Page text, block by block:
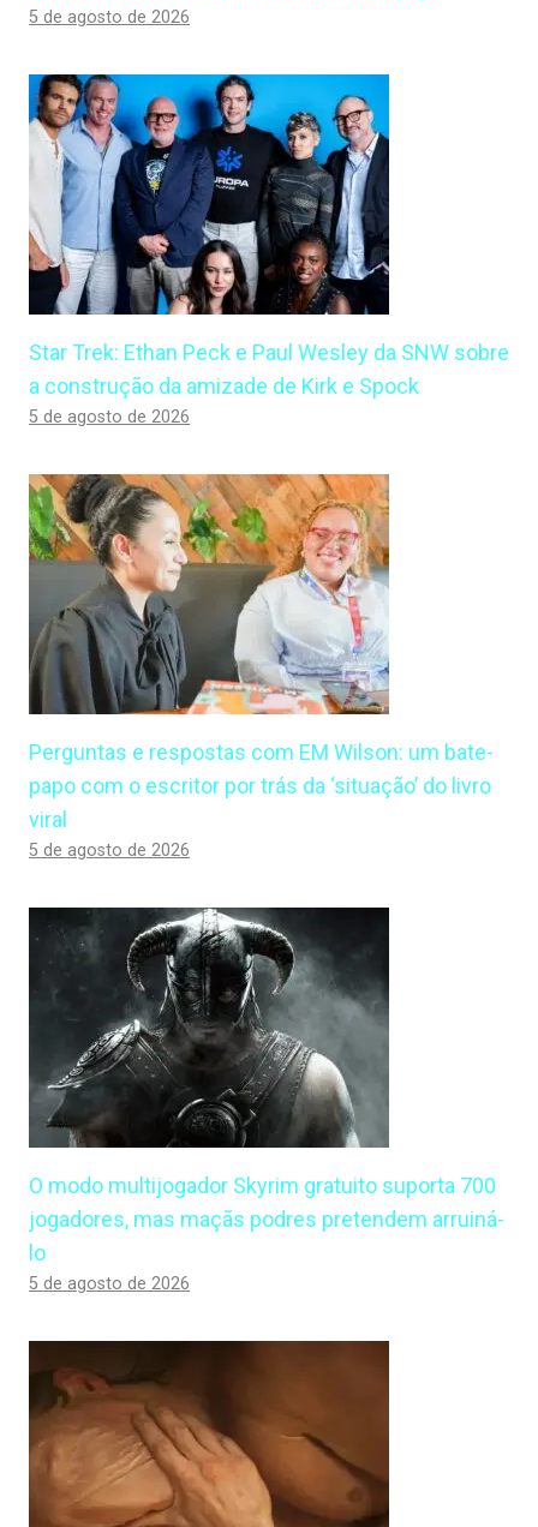
5 de agosto de 2026
Star Trek: Ethan Peck e Paul Wesley da SNW sobre
a construção da amizade de Kirk e Spock
5 de agosto de 2026
Perguntas e respostas com EM Wilson: um bate-
papo com o escritor por trás da ‘situação’ do livro
viral
5 de agosto de 2026
O modo multijogador Skyrim gratuito suporta 700
jogadores, mas maçãs podres pretendem arruiná-
lo
5 de agosto de 2026